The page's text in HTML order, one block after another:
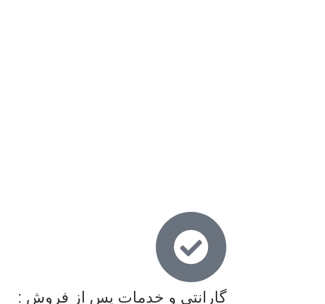
گارانتی و خدمات پس از فروش :